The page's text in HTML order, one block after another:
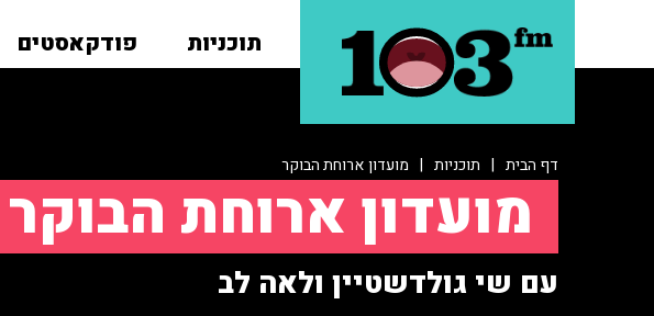
תוכניות פודקאסטים
דף הבית | תוכניות | מועדון ארוחת הבוקר
מועדון ארוחת הבוקר
עם שי גולדשטיין ולאה לב